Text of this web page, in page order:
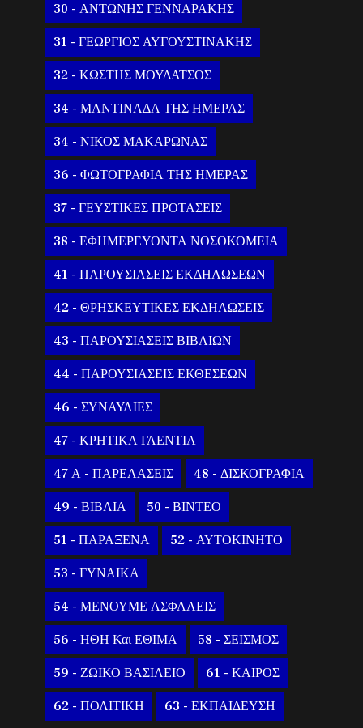
30 - ΑΝΤΩΝΗΣ ΓΕΝΝΑΡΑΚΗΣ
31 - ΓΕΩΡΓΙΟΣ ΑΥΓΟΥΣΤΙΝΑΚΗΣ
32 - ΚΩΣΤΗΣ ΜΟΥΔΑΤΣΟΣ
34 - ΜΑΝΤΙΝΑΔΑ ΤΗΣ ΗΜΕΡΑΣ
34 - ΝΙΚΟΣ ΜΑΚΑΡΩΝΑΣ
36 - ΦΩΤΟΓΡΑΦΙΑ ΤΗΣ ΗΜΕΡΑΣ
37 - ΓΕΥΣΤΙΚΕΣ ΠΡΟΤΑΣΕΙΣ
38 - ΕΦΗΜΕΡΕΥΟΝΤΑ ΝΟΣΟΚΟΜΕΙΑ
41 - ΠΑΡΟΥΣΙΑΣΕΙΣ ΕΚΔΗΛΩΣΕΩΝ
42 - ΘΡΗΣΚΕΥΤΙΚΕΣ ΕΚΔΗΛΩΣΕΙΣ
43 - ΠΑΡΟΥΣΙΑΣΕΙΣ ΒΙΒΛΙΩΝ
44 - ΠΑΡΟΥΣΙΑΣΕΙΣ ΕΚΘΕΣΕΩΝ
46 - ΣΥΝΑΥΛΙΕΣ
47 - ΚΡΗΤΙΚΑ ΓΛΕΝΤΙΑ
47 Α - ΠΑΡΕΛΑΣΕΙΣ 48 - ΔΙΣΚΟΓΡΑΦΙΑ
49 - ΒΙΒΛΙΑ 50 - ΒΙΝΤΕΟ
51 - ΠΑΡΑΞΕΝΑ 52 - ΑΥΤΟΚΙΝΗΤΟ
53 - ΓΥΝΑΙΚΑ
54 - ΜΕΝΟΥΜΕ ΑΣΦΑΛΕΙΣ
56 - ΗΘΗ Και ΕΘΙΜΑ 58 - ΣΕΙΣΜΟΣ
59 - ΖΩΙΚΟ ΒΑΣΙΛΕΙΟ 61 - ΚΑΙΡΟΣ
62 - ΠΟΛΙΤΙΚΗ 63 - ΕΚΠΑΙΔΕΥΣΗ